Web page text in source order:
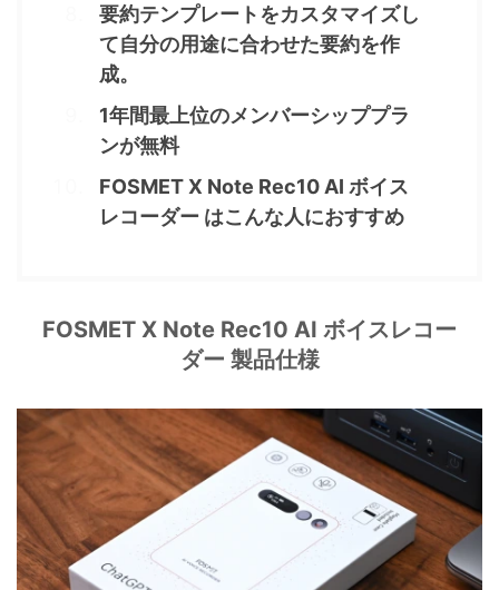
要約テンプレートをカスタマイズし
て自分の用途に合わせた要約を作
成。
1年間最上位のメンバーシッププラ
ンが無料
FOSMET X Note Rec10 AI ボイス
レコーダー はこんな人におすすめ
FOSMET X Note Rec10 AI ボイスレコー
ダー 製品仕様